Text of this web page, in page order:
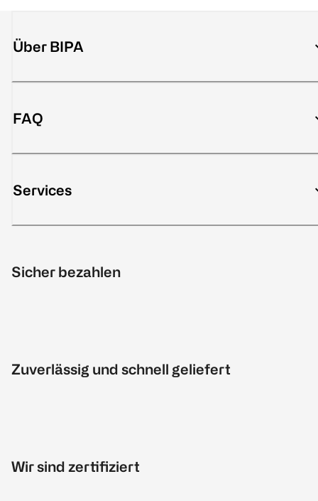
Über BIPA
FAQ
Services
Sicher bezahlen
Zuverlässig und schnell geliefert
Wir sind zertifiziert